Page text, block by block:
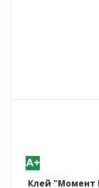
Клей "Момент